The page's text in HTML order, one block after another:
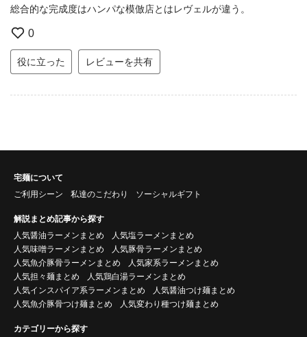
総合的な完成度はハンパな模倣店とはレヴェルが違う。
0
役に立った レビューを共有
宅麺について
ご利用シーン
私達のこだわり ソーシャルギフト
解説まとめ記事から探す
人気醤油ラーメンまとめ
人気塩ラーメンまとめ
人気味噌ラーメンまとめ
人気豚骨ラーメンまとめ
人気魚介豚骨ラーメンまとめ
人気家系ラーメンまとめ
人気担々麺まとめ
人気鶏白湯ラーメンまとめ
人気インスパイア系ラーメンまとめ
人気醤油つけ麺まとめ
人気魚介豚骨つけ麺まとめ
人気変わり種つけ麺まとめ
カテゴリーから探す